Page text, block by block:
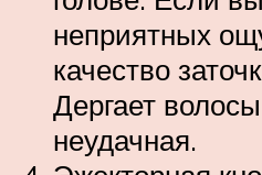
неприятных
качество
Дергает
неудачная.